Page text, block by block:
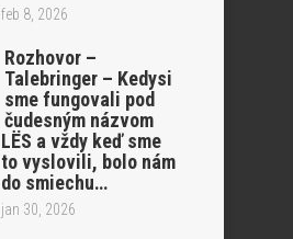
feb 8, 2026
Rozhovor –
Talebringer – Kedysi
sme fungovali pod
čudesným názvom
LËS a vždy keď sme
to vyslovili, bolo nám
do smiechu…
jan 30, 2026